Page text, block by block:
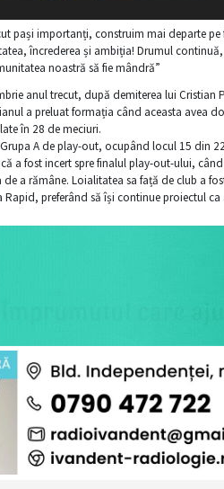
pași importanți, construim mai departe
încrederea și ambiția! Drumul
noastră să fie mândră”
anul trecut, după demiterea lui Cristian
a preluat formația când aceasta avea
în 28 de meciuri.
A de play-out, ocupând locul 15 din
a fost incert spre finalul play-out-ului,
a rămâne. Loialitatea sa față de club a
preferând să își continue proiectul